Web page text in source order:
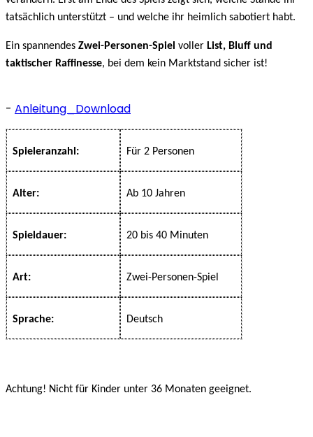
tatsächlich unterstützt – und welche ihr heimlich sabotiert habt.
Ein spannendes Zwei-Personen-Spiel voller List, Bluff und
taktischer Raffinesse, bei dem kein Marktstand sicher ist!
- Anleitung_Download
Spieleranzahl: Für 2 Personen
Alter: Ab 10 Jahren
Spieldauer: 20 bis 40 Minuten
Art: Zwei-Personen-Spiel
Sprache: Deutsch
Achtung! Nicht für Kinder unter 36 Monaten geeignet.